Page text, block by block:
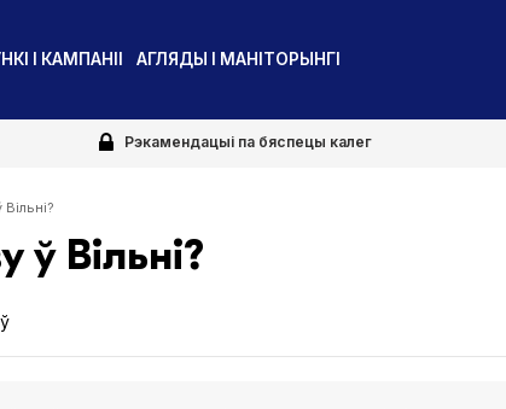
І КАМПАНІІ АГЛЯДЫ І МАНІТОРЫНГІ
Рэкамендацыі па бяспецы калег
Вільні?